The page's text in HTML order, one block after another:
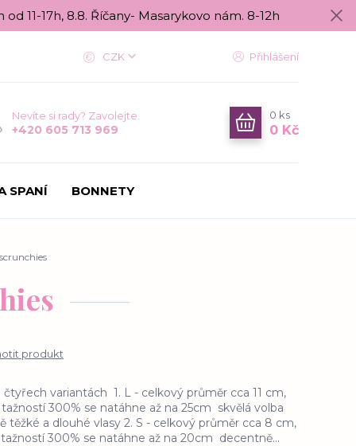
11-17h, 8.8. Říčany- Masarykovo nám. 8-12h
CZK Přihlášení
Nevíte si rady? Zavolejte.
+420 605 713 969
0 ks
0 Kč
SPANÍ BONNETY
produkt
variantách 1. L - celkový průměr cca 11 cm,
300% se natáhne až na 25cm skvělá volba
těžké a dlouhé vlasy 2. S - celkový průměr cca 8 cm,
300% se natáhne až na 20cm decentně...